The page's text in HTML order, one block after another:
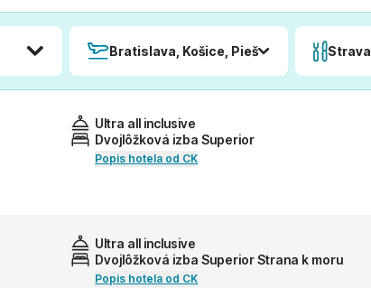
Bratislava, Košice, Piešťany, PopradStrava
Ultra all inclusive
Dvojlôžková izba Superior
Popis hotela od CK
Ultra all inclusive
Dvojlôžková izba Superior Strana k moru
Popis hotela od CK